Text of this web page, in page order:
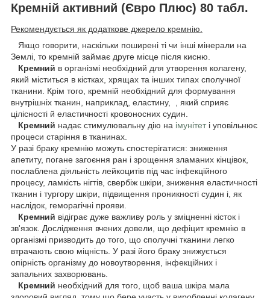
Кремній активний (Євро Плюс) 80 табл.
Рекомендується як додаткове джерело кремнію.
Якщо говорити, наскільки поширені ті чи інші мінерали на
Землі, то кремній займає друге місце після кисню.
Кремний в організмі необхідний для утворення колагену,
який міститься в кістках, хрящах та інших типах сполучної
тканини. Крім того, кремній необхідний для формування
внутрішніх тканин, наприклад, еластину, , який сприяє
цілісності й еластичності кровоносних судин.
Кремний надає стимулювальну дію на імунітеті уповільнює
процеси старіння в тканинах.
У разі браку кремнію можуть спостерігатися: зниження
апетиту, погане загоєння ран і зрощення зламаних кінцівок,
послаблена діяльність лейкоцитів під час інфекційного
процесу, ламкість нігтів, свербіж шкіри, зниження еластичності
тканин і тургору шкіри, підвищення проникності судин і, як
наслідок, геморагічні прояви.
Кремний відіграє дуже важливу роль у зміцненні кісток і
зв'язок. Дослідження вчених довели, що дефіцит кремнію в
організмі призводить до того, що сполучні тканини легко
втрачають свою міцність. У разі його браку знижується
опірність організму до новоутворення, інфекційних і
запальних захворювань.
Кремний необхідний для того, щоб ваша шкіра мала